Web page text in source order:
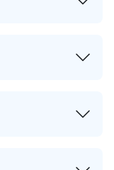
eigenaar